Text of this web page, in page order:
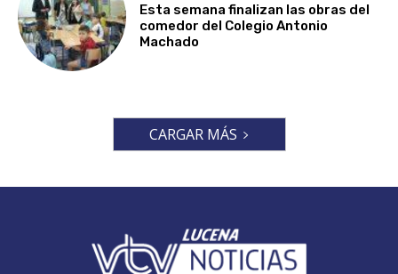
Esta semana finalizan las obras del
comedor del Colegio Antonio
Machado
CARGAR MÁS